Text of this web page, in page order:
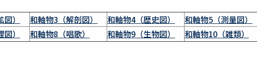
） 和軸物3（解剖図） 和軸物4（歴史図）
和軸物5（測量図）
） 和軸物8（唱歌） 和軸物9（生物図）
和軸物10（雑類）